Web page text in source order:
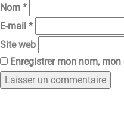
Nom *
E-mail *
Site web
Enregistrer mon nom,